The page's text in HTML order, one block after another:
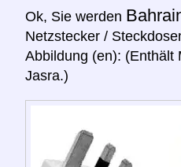
Ok, Sie werden
Netzstecker /
Abbildung (en): (Enthält
Jasra.)